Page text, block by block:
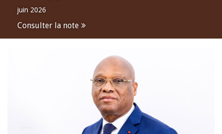
juin 2026
Consulter la note